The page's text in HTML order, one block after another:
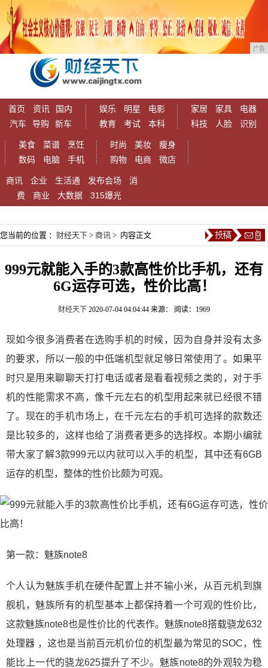
广告
首页 资讯
国内
汽车
导购 新车
娱乐 明星
电影
教育
考试 本科
家居 家具
电器
科技
人脸 识别
美食 菜谱
烹饪
数码
电脑 手机
时尚 美妆
瘦身
购物
电商 微店
商讯 企业 生活通 发布会场
消
费
商业 大数据 315爆光
您当前的位置 ： 财经天下 > 商讯 > 内容正文
999元就能入手的3款高性价比手机，还有
6G运存可选，性价比高！
财经天下 2020-07-04 04:04:44 来源： 阅读：1969
现如今很多消费者在选购手机的时候，因为自身并没有太多
的要求，所以一般的中低端机型就足够日常使用了。如果平
时只是用来聊聊天打打电话或者是看看视频之类的，对于手
机的性能需求不高，像千元左右的机型用起来就已经很不错
了。现在的手机市场上，在千元左右的手机可选择的款数还
是比较多的，这样也给了消费者更多的选择权。本期小编就
带大家了解3款999元以内就可以入手的机型，其中还有6GB
运存的机型，整体的性价比颇为可观。
第一款：魅族note8
个人认为魅族手机在硬件配置上并不输小米，从百元机到旗
舰机，魅族所有的机型基本上都保持着一个可观的性价比，
这款魅族note8也是性价比的代表作。魅族note8搭载骁龙632
处理器 ，这也是当前百元机价位的机型最为常见的SOC，性
能比上一代的骁龙625提升了不少。魅族note8的外观较为稳